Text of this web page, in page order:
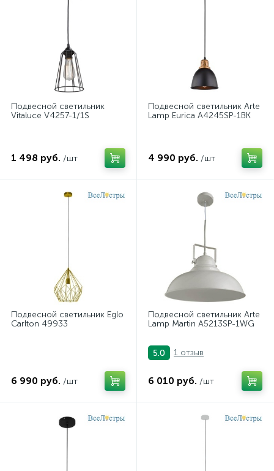
Подвесной светильник
Vitaluce V4257-1/1S
1 498 руб. /шт
Подвесной светильник Arte
Lamp Eurica A4245SP-1BK
4 990 руб. /шт
Подвесной светильник Eglo
Carlton 49933
6 990 руб. /шт
Подвесной светильник Arte
Lamp Martin A5213SP-1WG
5.0 1 отзыв
6 010 руб. /шт